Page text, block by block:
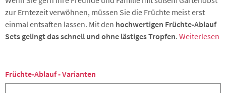
zur Erntezeit verwöhnen, müssen Sie die Früchte meist erst
einmal entsaften lassen. Mit den hochwertigen Früchte-Ablauf
Sets gelingt das schnell und ohne lästiges Tropfen. Weiterlesen
Früchte-Ablauf - Varianten